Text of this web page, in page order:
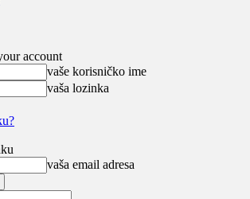
account
vaše korisničko ime
vaša lozinka
vaša email adresa